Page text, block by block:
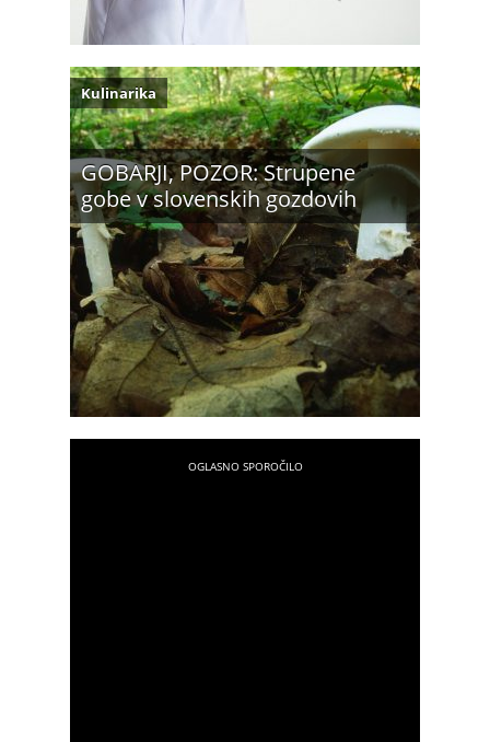
GOBARJI, POZOR: Strupene
gobe v slovenskih gozdovih
Kulinarika